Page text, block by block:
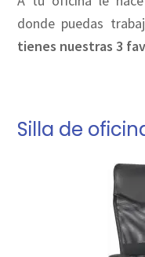
donde puedas
tienes nuestras 3
Silla de